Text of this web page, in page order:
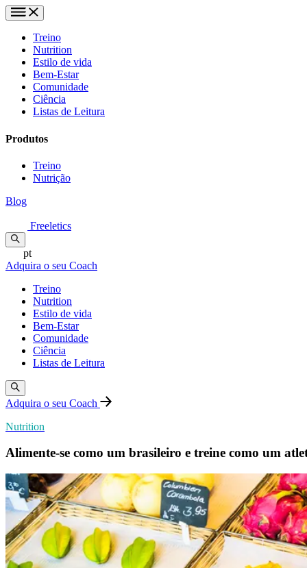
Treino
Nutrition
Estilo de vida
Bem-Estar
Comunidade
Ciência
Listas de Leitura
Produtos
Treino
Nutrição
Blog
Freeletics
pt
Adquira o seu Coach
Treino
Nutrition
Estilo de vida
Bem-Estar
Comunidade
Ciência
Listas de Leitura
Adquira o seu Coach
Nutrition
Alimente-se como um brasileiro e treine como um